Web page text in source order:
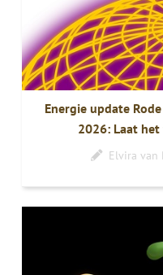
Energie update
2026: Laat
Elvira van